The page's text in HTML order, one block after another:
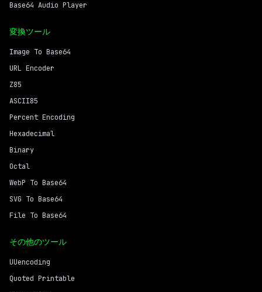
Base64 Audio Player
変換ツール
Image To Base64
URL Encoder
Z85
ASCII85
Percent Encoding
Hexadecimal
Binary
Octal
WebP To Base64
SVG To Base64
File To Base64
その他のツール
UUencoding
Quoted Printable